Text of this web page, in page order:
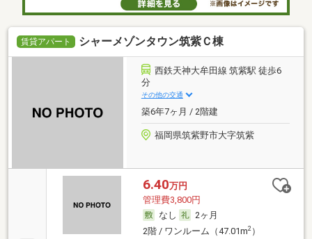
賃貸アパート シャーメゾンタウン筑紫Ｃ棟
西鉄天神大牟田線 筑紫駅 徒歩6
分
その他の交通
築6年7ヶ月 / 2階建
福岡県筑紫野市大字筑紫
6.40万円
管理費3,800円
なし
2ヶ月
2階 / ワンルーム（47.01m2）